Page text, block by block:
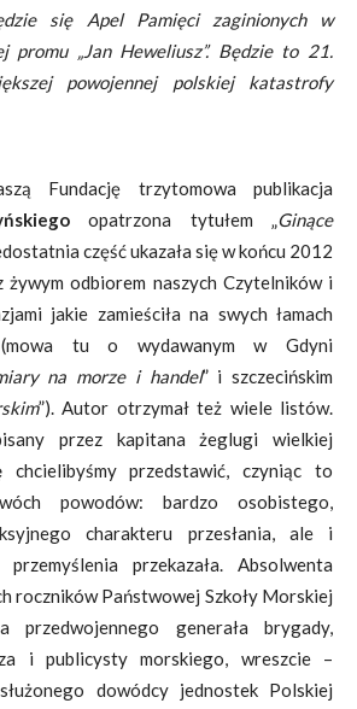
się Apel Pamięci zaginionych w
promu „Jan Heweliusz”. Będzie to 21.
powojennej polskiej katastrofy
Fundację trzytomowa publikacja
opatrzona tytułem „Ginące
część ukazała się w końcu 2012
żywym odbiorem naszych Czytelników i
jakie zamieściła na swych łamach
tu o wydawanym w Gdyni
na morze i handel” i szczecińskim
”). Autor otrzymał też wiele listów.
przez kapitana żeglugi wielkiej
chcielibyśmy przedstawić, czyniąc to
powodów: bardzo osobistego,
charakteru przesłania, ale i
przekazała. Absolwenta
roczników Państwowej Szkoły Morskiej
przedwojennego generała brygady,
i publicysty morskiego, wreszcie –
dowódcy jednostek Polskiej